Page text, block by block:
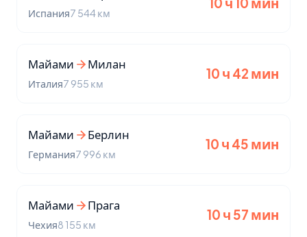
Испания7 544 км
Майами Милан
Италия7 955 км
10 ч 42 мин
Майами Берлин
Германия7 996 км
10 ч 45 мин
Майами Прага
Чехия8 155 км
10 ч 57 мин